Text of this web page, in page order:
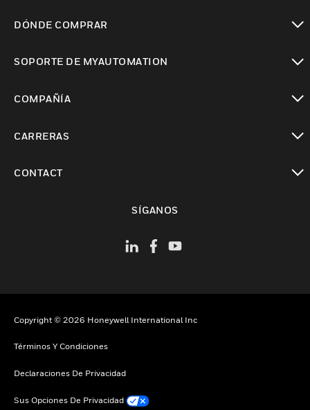
DÓNDE COMPRAR
SOPORTE DE MYAUTOMATION
COMPAÑÍA
CARRERAS
CONTACT
SÍGANOS
Copyright © 2026 Honeywell International Inc
Términos Y Condiciones
Declaraciones De Privacidad
Sus Opciones De Privacidad